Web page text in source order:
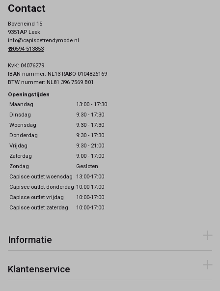
Contact
Boveneind 15
9351AP Leek
info@capiscetrendymode.nl
☎️0594-513853
KvK: 04076279
IBAN nummer: NL13 RABO 0104826169
BTW nummer: NL81 396 7569 B01
Openingstijden
Maandag
13:00 - 17:30
Dinsdag
9:30 - 17:30
Woensdag
9:30 - 17:30
Donderdag
9:30 - 17:30
Vrijdag
9:30 - 21:00
Zaterdag
9:00 - 17:00
Zondag
Gesloten
Capisce outlet woensdag 13:00-17:00
Capisce outlet donderdag 10:00-17:00
Capisce outlet vrijdag
10:00-17:00
Capisce outlet zaterdag
10:00-17:00
Informatie
Klantenservice